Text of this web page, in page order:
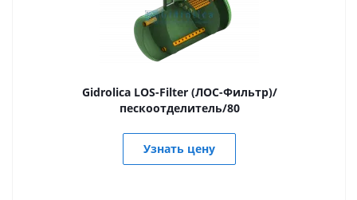
Gidrolica LOS-Filter (ЛОС-Фильтр)/
пескоотделитель/80
Узнать цену